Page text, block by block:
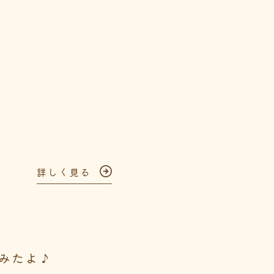
詳しく見る
たよ♪